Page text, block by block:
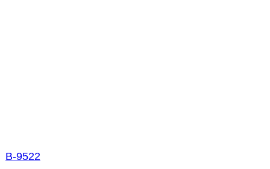
B-9522